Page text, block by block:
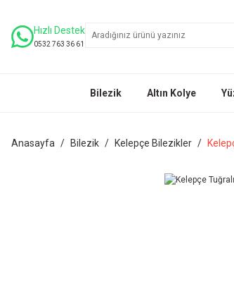
Hızlı Destek
0532 763 36 61
Bilezik Altın Kolye
Anasayfa Bilezik Kelepçe Bilezikler